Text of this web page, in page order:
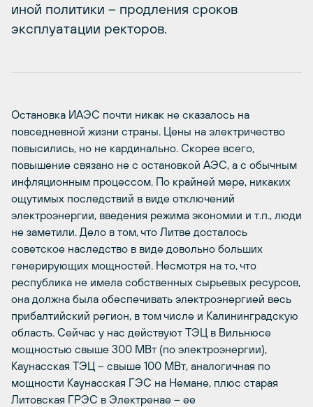
иной политики – продления сроков
эксплуатации ректоров.
Остановка ИАЭС почти никак не сказалось на
повседневной жизни страны. Цены на электричество
повысились, но не кардинально. Скорее всего,
повышение связано не с остановкой АЭС, а с обычным
инфляционным процессом. По крайней мере, никаких
ощутимых последствий в виде отключений
электроэнергии, введения режима экономии и т.п., люди
не заметили. Дело в том, что Литве досталось
советское наследство в виде довольно больших
генерирующих мощностей. Несмотря на то, что
республика не имела собственных сырьевых ресурсов,
она должна была обеспечивать электроэнергией весь
прибалтийский регион, в том числе и Калининградскую
область. Сейчас у нас действуют ТЭЦ в Вильнюсе
мощностью свыше 300 МВт (по электроэнергии),
Каунасская ТЭЦ – свыше 100 МВт, аналогичная по
мощности Каунасская ГЭС на Немане, плюс старая
Литовская ГРЭС в Электренае – ее